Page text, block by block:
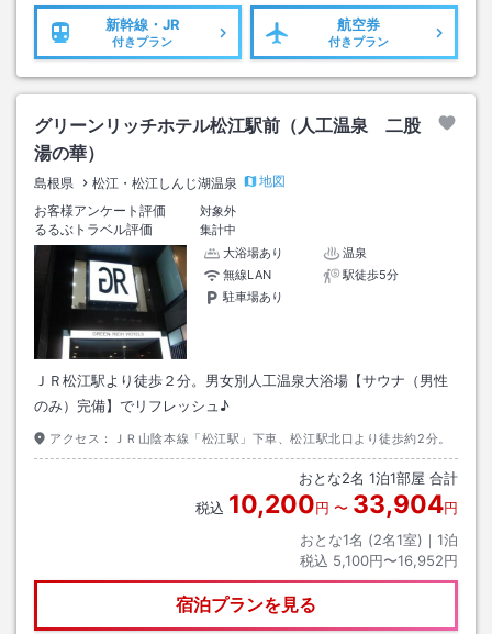
新幹線・JR
付きプラン
航空券
付きプラン
グリーンリッチホテル松江駅前（人工温泉 二股
湯の華）
島根県 松江・松江しんじ湖温泉
地図
お客様アンケート評価
対象外
るるぶトラベル評価
集計中
大浴場あり
温泉
無線LAN
駅徒歩5分
駐車場あり
ＪＲ松江駅より徒歩２分。男女別人工温泉大浴場【サウナ（男性
のみ）完備】でリフレッシュ♪
アクセス： ＪＲ山陰本線「松江駅」下車、松江駅北口より徒歩約2分。
おとな2名 1泊1部屋 合計
税込 10,200円 〜 33,904円
おとな1名 (2名1室)｜ 1泊
税込 5,100円〜16,952円
宿泊プランを見る